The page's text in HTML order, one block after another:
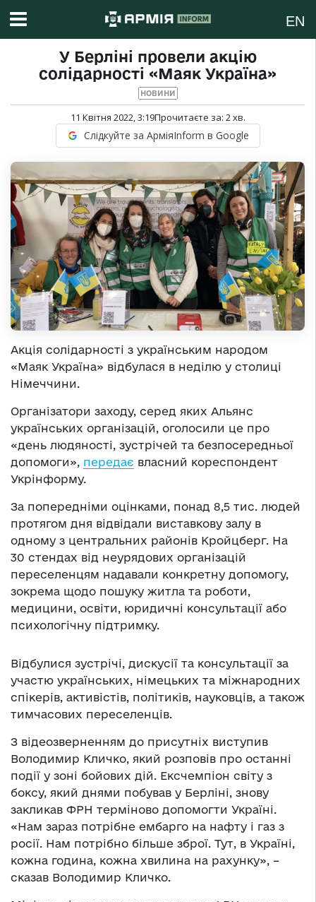
EN
У Берліні провели акцію
солідарності «Маяк Україна»
НОВИНИ
11 Квітня 2022, 3:19Прочитаєте за: 2хв.
Слідкуйте за АрміяInform в Google
Акція солідарності з українським народом
«Маяк Україна» відбулася в неділю у столиці
Німеччини.
Організатори заходу, серед яких Альянс
українських організацій, оголосили це про
«день людяності, зустрічей та безпосередньої
допомоги», передає власний кореспондент
Укрінформу.
За попередніми оцінками, понад 8,5 тис. людей
протягом дня відвідали виставкову залу в
одному з центральних районів Кройцберг. На
30 стендах від неурядових організацій
переселенцям надавали конкретну допомогу,
зокрема щодо пошуку житла та роботи,
медицини, освіти, юридичні консультації або
психологічну підтримку.
Відбулися зустрічі, дискусії та консультації за
участю українських, німецьких та міжнародних
спікерів, активістів, політиків, науковців, а також
тимчасових переселенців.
З відеозверненням до присутніх виступив
Володимир Кличко, який розповів про останні
події у зоні бойових дій. Ексчемпіон світу з
боксу, який днями побував у Берліні, знову
закликав ФРН терміново допомогти Україні.
«Нам зараз потрібне ембарго на нафту і газ з
росії. Нам потрібно більше зброї. Тут, в Україні,
кожна година, кожна хвилина на рахунку», –
сказав Володимир Кличко.